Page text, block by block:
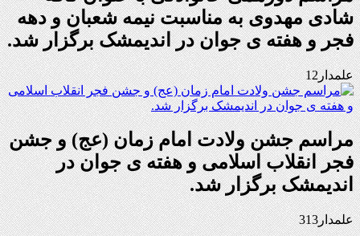
شادی مهدوی به مناسبت نیمه شعبان و دهه
فجر و هفته ی جوان در اندیمشک برگزار شد.
علمدار12
مراسم جشن ولادت امام زمان (عج) و جشن
فجر انقلاب اسلامی و هفته ی جوان در
اندیمشک برگزار شد.
علمدار313